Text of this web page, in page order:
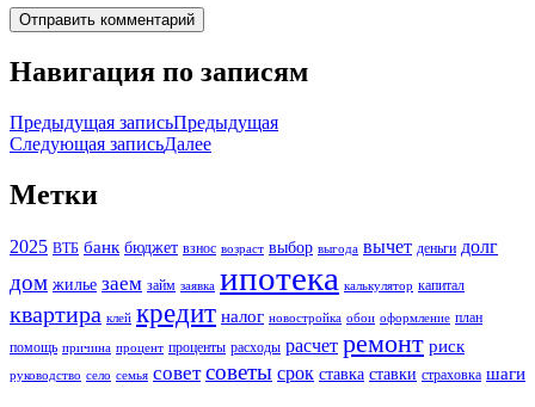
Навигация по записям
Предыдущая записьПредыдущая
Следующая записьДалее
Метки
2025 ВТБ банк бюджет взнос возраст выбор выгода вычет деньги долг
дом жилье заем займ заявка ипотека калькулятор капитал
квартира клей кредит налог новостройка обои оформление план
помощь причина процент проценты расходы расчет ремонт риск
руководство село семья совет советы срок ставка ставки страховка шаги